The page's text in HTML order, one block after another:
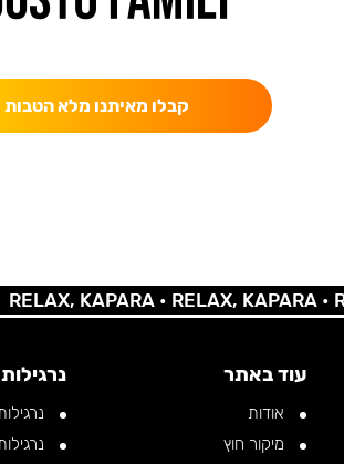
קבלו מאיתנו מלא הטבות
KAPARA •RELAX, KAPARA •
עוד באתר
אודות
מיקור חוץ
נרגילות